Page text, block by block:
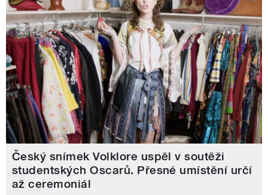
Český snímek Volklore uspěl v soutěži
studentských Oscarů. Přesné umístění určí
až ceremoniál